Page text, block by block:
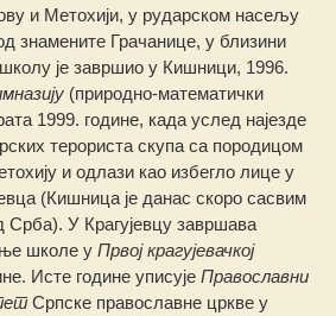
и Метохији, у рударском насељу
знамените Грачанице, у близини
је завршио у Кишници, 1996.
(природно-математички
1999. године, када услед најезде
терориста скупа са породицом
и одлази као избегло лице у
(Кишница је данас скоро сасвим
Срба). У Крагујевцу завршава
школе уПрвој крагујевачкој
Исте године уписујеПравославни
Српске православне цркве у